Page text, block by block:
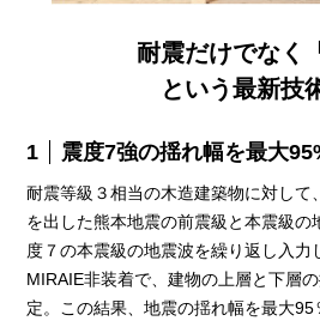
耐震だけでなく
という最新技
1 震度7強の揺れ幅を最大
耐震等級３相当の木造建築物に対して
を出した熊本地震の前震級と本震級の
度７の本震級の地震波を繰り返し入力
MIRAIE非装着で、建物の上層と下層
定。この結果、地震の揺れ幅を最大